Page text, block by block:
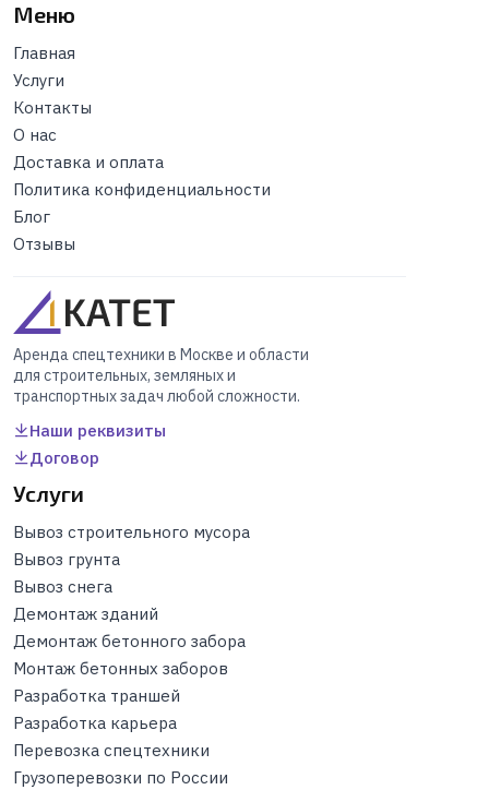
Меню
Главная
Услуги
Контакты
О нас
Доставка и оплата
Политика конфиденциальности
Блог
Отзывы
Аренда спецтехники в Москве и области
для строительных, земляных и
транспортных задач любой сложности.
Наши реквизиты
Договор
Услуги
Вывоз строительного мусора
Вывоз грунта
Вывоз снега
Демонтаж зданий
Демонтаж бетонного забора
Монтаж бетонных заборов
Разработка траншей
Разработка карьера
Перевозка спецтехники
Грузоперевозки по России